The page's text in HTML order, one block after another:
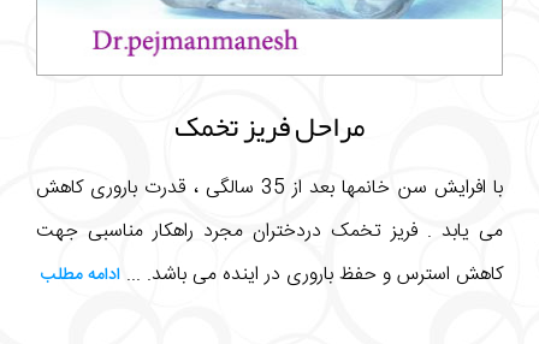
مراحل فریز تخمک
با افرایش سن خانمها بعد از 35 سالگی ، قدرت باروری کاهش
می یابد . فریز تخمک دردختران مجرد راهکار مناسبی جهت
کاهش استرس و حفظ باروری در اینده می باشد. ... ادامه مطلب